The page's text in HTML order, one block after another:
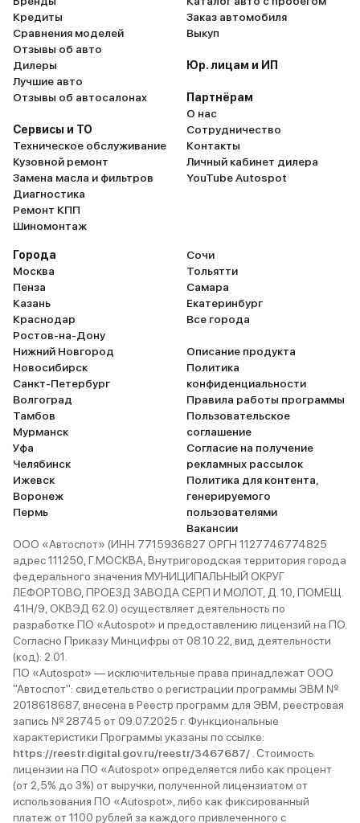
Кредиты
Сравнения моделей
Отзывы об авто
Дилеры
Лучшие авто
Отзывы об автосалонах
Сервисы и ТО
Техническое обслуживание
Кузовной ремонт
Замена масла и фильтров
Диагностика
Ремонт КПП
Шиномонтаж
Заказ автомобиля
Выкуп
Юр. лицам и ИП
Партнёрам
О нас
Сотрудничество
Контакты
Личный кабинет дилера
YouTube Autospot
Города
Москва
Пенза
Казань
Краснодар
Ростов-на-Дону
Нижний Новгород
Новосибирск
Санкт-Петербург
Волгоград
Тамбов
Мурманск
Уфа
Челябинск
Ижевск
Воронеж
Пермь
Сочи
Тольятти
Самара
Екатеринбург
Все города
Описание продукта
Политика
конфиденциальности
Правила работы программы
Пользовательское
соглашение
Согласие на получение
рекламных рассылок
Политика для контента,
генерируемого
пользователями
Вакансии
ООО «Автоспот» (ИНН 7715936827 ОРГН 1127746774825
адрес 111250, Г.МОСКВА, Внутригородская территория города
федерального значения МУНИЦИПАЛЬНЫЙ ОКРУГ
ЛЕФОРТОВО, ПРОЕЗД ЗАВОДА СЕРП И МОЛОТ, Д. 10, ПОМЕЩ.
41Н/9, ОКВЭД 62.0) осуществляет деятельность по
разработке ПО «Autospot» и предоставлению лицензий на ПО.
Согласно Приказу Минцифры от 08.10.22, вид деятельности
(код): 2.01.
ПО «Autospot» — исключительные права принадлежат ООО
"Автоспот": свидетельство о регистрации программы ЭВМ №
2018618687, внесена в Реестр программ для ЭВМ, реестровая
запись № 28745 от 09.07.2025 г. Функциональные
характеристики Программы указаны по ссылке:
https://reestr.digital.gov.ru/reestr/3467687/ . Стоимость
лицензии на ПО «Autospot» определяется либо как процент
(от 2,5% до 3%) от выручки, полученной лицензиатом от
использования ПО «Autospot», либо как фиксированный
платеж от 1100 рублей за каждого привлеченного с